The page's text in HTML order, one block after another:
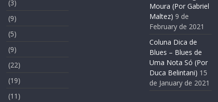
(3)
(9)
(5)
(9)
(22)
(19)
(11)
Moura (Por Gabriel
Maltez) 9 de
February de 2021
Coluna Dica de
Blues – Blues de
Uma Nota Só (Por
Duca Belintani) 15
de January de 2021